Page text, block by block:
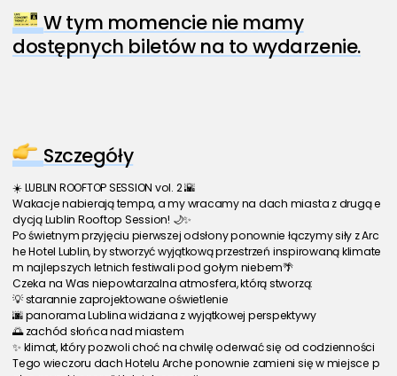
W tym momencie nie mamy
dostępnych biletów na to wydarzenie.
Szczegóły
☀️ LUBLIN ROOFTOP SESSION vol. 2 🌇
Wakacje nabierają tempa, a my wracamy na dach miasta z drugą e
dycją Lublin Rooftop Session! 🌙✨
Po świetnym przyjęciu pierwszej odsłony ponownie łączymy siły z Arc
he Hotel Lublin, by stworzyć wyjątkową przestrzeń inspirowaną klimate
m najlepszych letnich festiwali pod gołym niebem🌴
Czeka na Was niepowtarzalna atmosfera, którą stworzą:
💡 starannie zaprojektowane oświetlenie
🌆 panorama Lublina widziana z wyjątkowej perspektywy
🌅 zachód słońca nad miastem
✨ klimat, który pozwoli choć na chwilę oderwać się od codzienności
Tego wieczoru dach Hotelu Arche ponownie zamieni się w miejsce p